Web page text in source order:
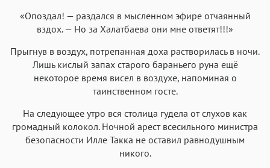
«Опоздал! — раздался в мысленном эфире отчаянный
вздох. — Но за Халатбаева они мне ответят!!!»
Прыгнув в воздух, потрепанная доха растворилась в ночи.
Лишь кислый запах старого бараньего руна ещё
некоторое время висел в воздухе, напоминая о
таинственном госте.
На следующее утро вся столица гудела от слухов как
громадный колокол. Ночной арест всесильного министра
безопасности Илле Такка не оставил равнодушным
никого.